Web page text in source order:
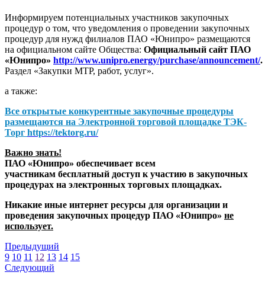
Информируем потенциальных участников закупочных
процедур о том, что уведомления о проведении закупочных
процедур для нужд филиалов ПАО «Юнипро» размещаются
на официальном сайте Общества: Официальный сайт ПАО
«Юнипро» http://www.unipro.energy/purchase/announcement/.
Раздел «Закупки МТР, работ, услуг».
а также:
Все открытые конкурентные закупочные процедуры
размещаются на Электронной торговой площадке ТЭК-
Торг https://tektorg.ru/
Важно знать!
ПАО «Юнипро» обеспечивает всем
участникам бесплатный доступ к участию в закупочных
процедурах на электронных торговых площадках.
Никакие иные интернет ресурсы для организации и
проведения закупочных процедур ПАО «Юнипро» не
использует.
Предыдущий
9 10 11 12 13 14 15
Следующий